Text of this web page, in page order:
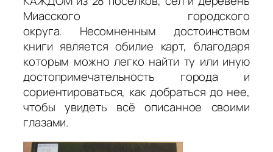
Миасского городского
округа. Несомненным достоинством
книги является обилие карт, благодаря
которым можно легко найти ту или иную
достопримечательность города и
сориентироваться, как добраться до нее,
чтобы увидеть всё описанное своими
глазами.